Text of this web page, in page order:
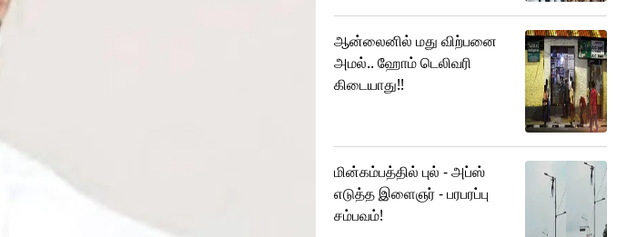
ஆன்லைனில் மது விற்பனை
அமல்.. ஹோம் டெலிவரி
கிடையாது!!
மின்கம்பத்தில் புல் - அப்ஸ்
எடுத்த இளைஞர் - பரபரப்பு
சம்பவம்!